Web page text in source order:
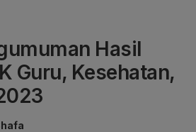
Hasil
Guru, Kesehatan,